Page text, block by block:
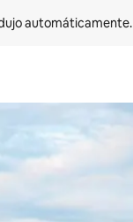
automáticamente.